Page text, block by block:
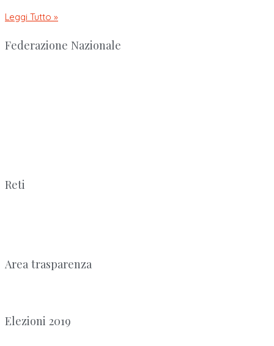
Leggi Tutto »
Federazione Nazionale
Reti
Area trasparenza
Elezioni 2019